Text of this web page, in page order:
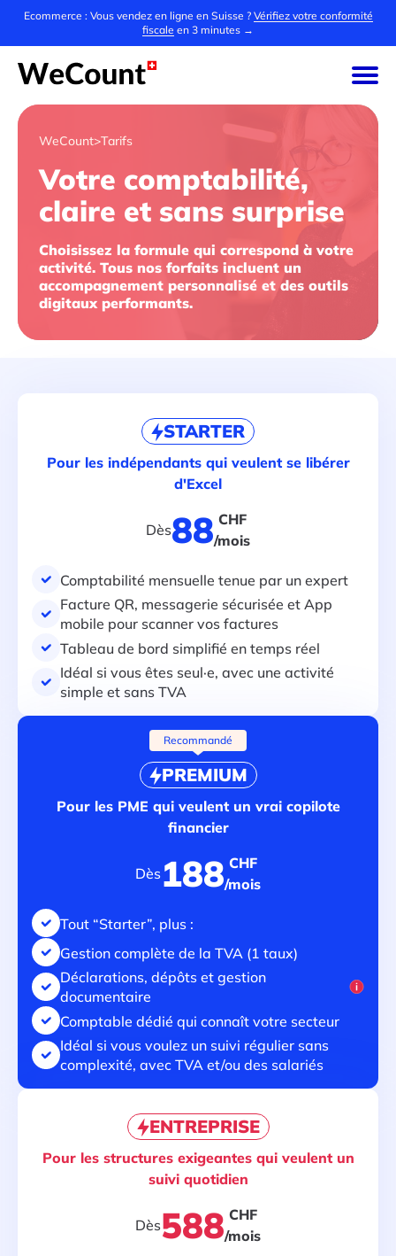
Ecommerce : Vous vendez en ligne en Suisse ? Vérifiez votre conformité
fiscale en 3 minutes →
WeCount>Tarifs
Votre comptabilité,
claire et sans surprise
Choisissez la formule qui correspond à votre
activité. Tous nos forfaits incluent un
accompagnement personnalisé et des outils
digitaux performants.
STARTER
Pour les indépendants qui veulent se libérer
d'Excel
Dès88 CHF
/mois
Comptabilité mensuelle tenue par un expert
Facture QR, messagerie sécurisée et App
mobile pour scanner vos factures
Tableau de bord simplifié en temps réel
Idéal si vous êtes seul·e, avec une activité
simple et sans TVA
Recommandé
PREMIUM
Pour les PME qui veulent un vrai copilote
financier
Dès188 CHF
/mois
Tout “Starter”, plus :
Gestion complète de la TVA (1 taux)
Déclarations, dépôts et gestion
documentaire
Comptable dédié qui connaît votre secteur
Idéal si vous voulez un suivi régulier sans
complexité, avec TVA et/ou des salariés
ENTREPRISE
Pour les structures exigeantes qui veulent un
suivi quotidien
Dès588 CHF
/mois